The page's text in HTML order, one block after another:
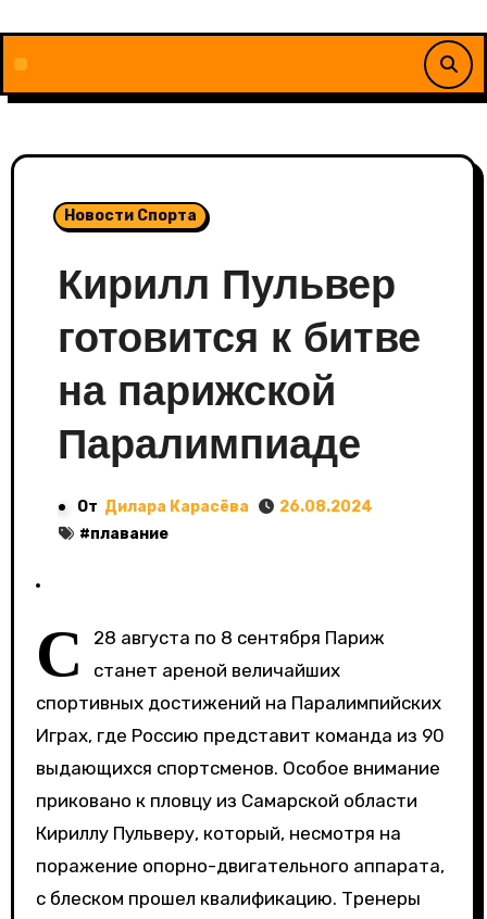
содержимому
Новости Спорта
Кирилл Пульвер
готовится к битве
на парижской
Паралимпиаде
От Дилара Карасёва
26.08.2024
#плавание
С
28 августа по 8 сентября Париж
станет ареной величайших
спортивных достижений на Паралимпийских
Играх, где Россию представит команда из 90
выдающихся спортсменов. Особое внимание
приковано к пловцу из Самарской области
Кириллу Пульверу, который, несмотря на
поражение опорно-двигательного аппарата,
с блеском прошел квалификацию. Тренеры